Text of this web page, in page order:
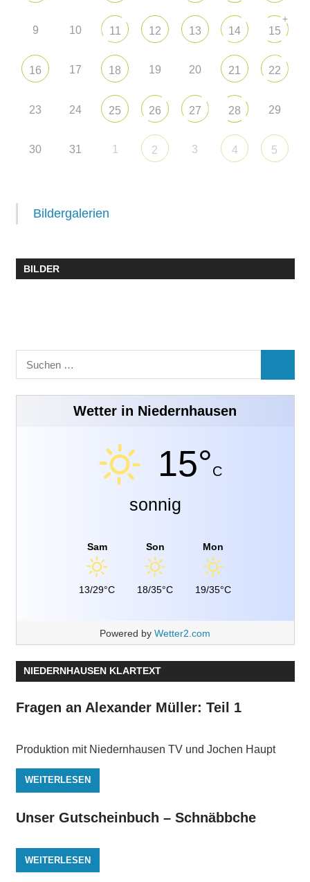
9 10 11 12 13 14 15
+
16 17 18 19 20 21 22
23 24 25 26 27 28 29
30 31 1 2 3 4 5
Bildergalerien
BILDER
Suchen
nach:
Wetter in Niedernhausen
15°C
sonnig
Sam
13/29°C
Son
18/35°C
Mon
19/35°C
Powered by Wetter2.com
NIEDERNHAUSEN KLARTEXT
Fragen an Alexander Müller: Teil 1
Produktion mit Niedernhausen TV und Jochen Haupt
WEITERLESEN
Unser Gutscheinbuch – Schnäbbche
WEITERLESEN